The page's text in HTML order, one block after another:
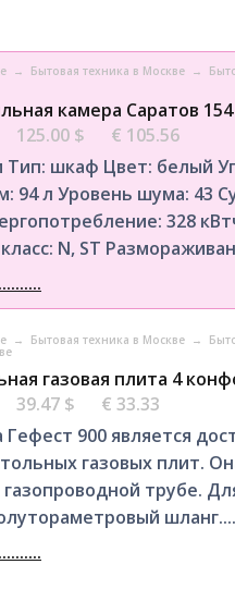
→ Бытовая техника в Москве →
камера Саратов
125.00 $
€ 105.56
Тип: шкаф Цвет: белый
94 л Уровень шума: 43
328
N, ST
→ Бытовая техника в Москве →
газовая плита 4
39.47 $
€ 33.33
900 является
газовых плит.
газопроводной трубе.
шланг....